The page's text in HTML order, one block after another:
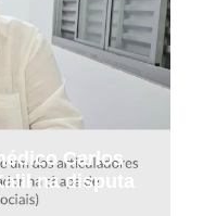
Carlos
na disputa